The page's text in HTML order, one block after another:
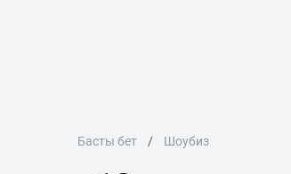
Басты бет Шоубиз